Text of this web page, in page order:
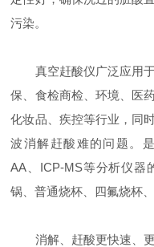
污染。
真空赶酸仪广泛应用于
保、食检商检、环境、医
化妆品、疾控等行业，同
波消解赶酸难的问题。
AA、ICP-MS等分析仪器
锅、普通烧杯、四氟烧杯
消解、赶酸更快速、更